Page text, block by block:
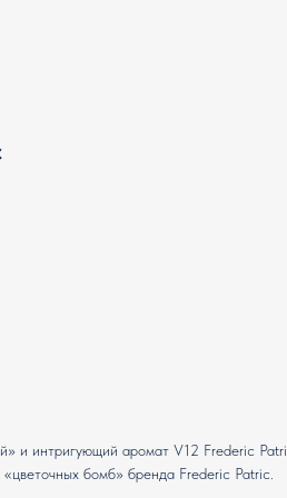
и интригующий аромат V12 Frederic
бомб» бренда Frederic Patric.